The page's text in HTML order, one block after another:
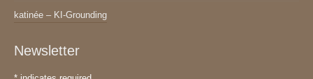
katinée – KI-Grounding
Newsletter